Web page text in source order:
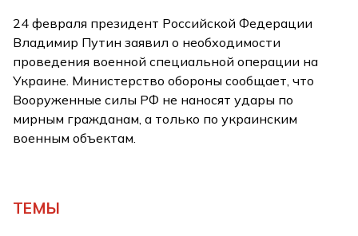
24 февраля президент Российской Федерации
Владимир Путин заявил о необходимости
проведения военной специальной операции на
Украине. Министерство обороны сообщает, что
Вооруженные силы РФ не наносят удары по
мирным гражданам, а только по украинским
военным объектам.
ТЕМЫ